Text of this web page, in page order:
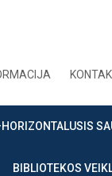
BIBLIOTEKOS